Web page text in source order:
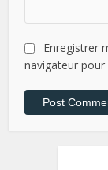
Enregistrer
navigateur